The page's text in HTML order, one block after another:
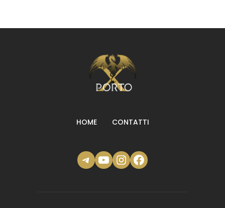
HOME CONTATTI
Telegram
YouTubeInstagramFacebook